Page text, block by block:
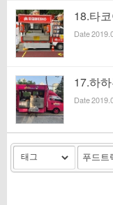
18.타
Date
17.하
Date